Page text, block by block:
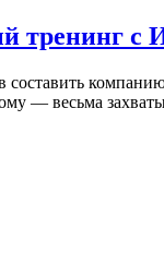
с
составить
— весьма